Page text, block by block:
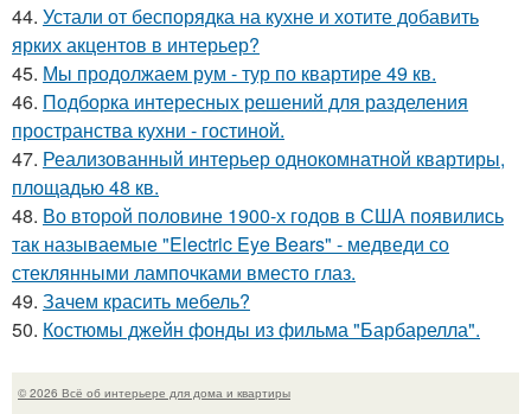
44. Устали от беспорядка на кухне и хотите добавить
ярких акцентов в интерьер?
45. Мы продолжаем рум - тур по квартире 49 кв.
46. Подборка интересных решений для разделения
пространства кухни - гостиной.
47. Реализованный интерьер однокомнатной квартиры,
площадью 48 кв.
48. Во второй половине 1900-х годов в США появились
так называемые "Electric Eye Bears" - медведи со
стеклянными лампочками вместо глаз.
49. Зачем красить мебель?
50. Костюмы джейн фонды из фильма "Барбарелла".
© 2026 Всё об интерьере для дома и квартиры